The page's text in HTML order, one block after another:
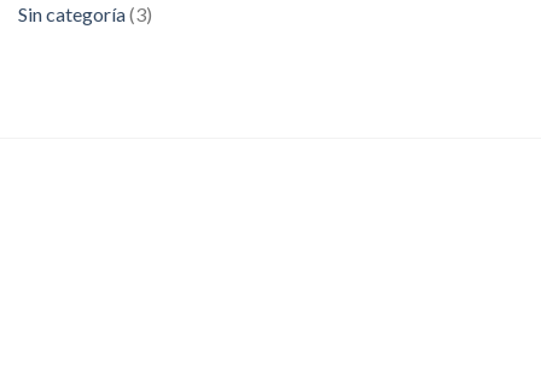
Sin categoría(3)